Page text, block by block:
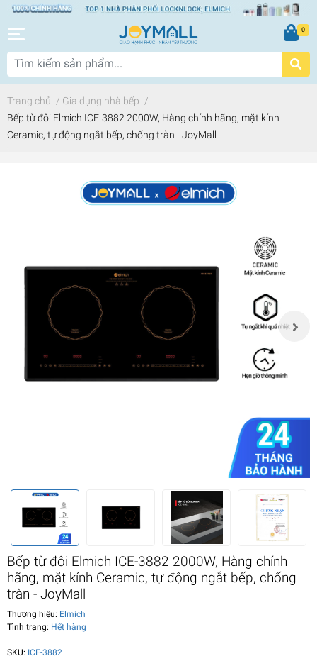
0
Trang chủ / Gia dụng nhà bếp /
Bếp từ đôi Elmich ICE-3882 2000W, Hàng chính hãng, mặt kính
Ceramic, tự động ngắt bếp, chống tràn - JoyMall
Bếp từ đôi Elmich ICE-3882 2000W, Hàng chính
hãng, mặt kính Ceramic, tự động ngắt bếp, chống
tràn - JoyMall
Thương hiệu: Elmich
Tình trạng: Hết hàng
SKU: ICE-3882